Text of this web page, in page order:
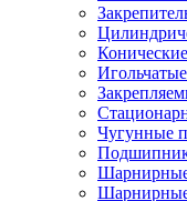
Чугунные